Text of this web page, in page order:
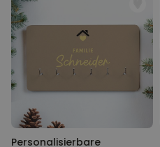
Personalisierbare